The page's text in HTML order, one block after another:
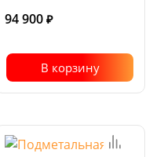
94 900 ₽
В корзину